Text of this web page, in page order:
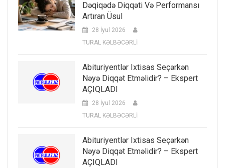
Dəqiqədə Diqqəti Və Performansı
Artıran Üsul
28 İyul 2026
TURAL KƏLBƏCƏRLİ
Abituriyentlər Ixtisas Seçərkən
Nəyə Diqqət Etməlidir? – Ekspert
AÇIQLADI
28 İyul 2026
TURAL KƏLBƏCƏRLİ
Abituriyentlər Ixtisas Seçərkən
Nəyə Diqqət Etməlidir? – Ekspert
AÇIQLADI